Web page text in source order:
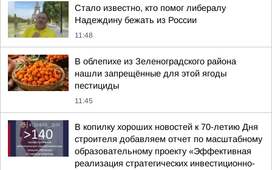
Стало известно, кто помог либералу
Надеждину бежать из России
11:48
В облепихе из Зеленоградского района
нашли запрещённые для этой ягоды
пестициды
11:45
В копилку хороших новостей к 70-летию Дня
строителя добавляем отчет по масштабному
образовательному проекту «Эффективная
реализация стратегических инвестиционно-